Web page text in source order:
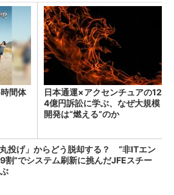
間体
日本通運×アクセンチュアの12
4億円訴訟に学ぶ、なぜ大規模
開発は“燃える”のか
丸投げ」からどう脱却する？ “非ITエン
割”でシステム刷新に挑んだJFEスチー